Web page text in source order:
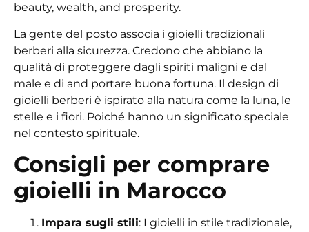
beauty, wealth, and prosperity.
La gente del posto associa i gioielli tradizionali
berberi alla sicurezza. Credono che abbiano la
qualità di proteggere dagli spiriti maligni e dal
male e di and portare buona fortuna. Il design di
gioielli berberi è ispirato alla natura come la luna, le
stelle e i fiori. Poiché hanno un significato speciale
nel contesto spirituale.
Consigli per comprare
gioielli in Marocco
Impara sugli stili: I gioielli in stile tradizionale,